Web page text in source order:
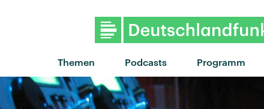
Themen Podcasts Programm